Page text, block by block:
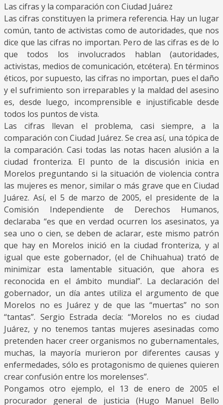
Las cifras y la comparación con Ciudad Juárez
Las cifras constituyen la primera referencia. Hay un lugar
común, tanto de activistas como de autoridades, que nos
dice que las cifras no importan. Pero de las cifras es de lo
que todos los involucrados hablan (autoridades,
activistas, medios de comunicación, etcétera). En términos
éticos, por supuesto, las cifras no importan, pues el daño
y el sufrimiento son irreparables y la maldad del asesino
es, desde luego, incomprensible e injustificable desde
todos los puntos de vista.
Las cifras llevan el problema, casi siempre, a la
comparación con Ciudad Juárez. Se crea así, una tópica de
la comparación. Casi todas las notas hacen alusión a la
ciudad fronteriza. El punto de la discusión inicia en
Morelos preguntando si la situación de violencia contra
las mujeres es menor, similar o más grave que en Ciudad
Juárez. Así, el 5 de marzo de 2005, el presidente de la
Comisión Independiente de Derechos Humanos,
declaraba “es que en verdad ocurren los asesinatos, ya
sea uno o cien, se deben de aclarar, este mismo patrón
que hay en Morelos inició en la ciudad fronteriza, y al
igual que este gobernador, (el de Chihuahua) trató de
minimizar esta lamentable situación, que ahora es
reconocida en el ámbito mundial”. La declaración del
gobernador, un día antes utiliza el argumento de que
Morelos no es Juárez y de que las “muertas” no son
“tantas”. Sergio Estrada decía: “Morelos no es ciudad
Juárez, y no tenemos tantas mujeres asesinadas como
pretenden hacer creer organismos no gubernamentales,
muchas, la mayoría murieron por diferentes causas y
enfermedades, sólo es protagonismo de quienes quieren
crear confusión entre los morelenses”.
Pongamos otro ejemplo, el 13 de enero de 2005 el
procurador general de justicia (Hugo Manuel Bello